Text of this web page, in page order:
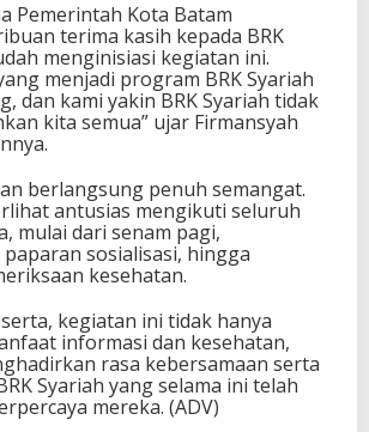
Pemerintah Kota Batam
terima kasih kepada BRK
menginisiasi kegiatan ini.
menjadi program BRK Syariah
dan kami yakin BRK Syariah tidak
kita semua” ujar Firmansyah
berlangsung penuh semangat.
antusias mengikuti seluruh
mulai dari senam pagi,
sosialisasi, hingga
kesehatan.
kegiatan ini tidak hanya
informasi dan kesehatan,
rasa kebersamaan serta
Syariah yang selama ini telah
mereka. (ADV)